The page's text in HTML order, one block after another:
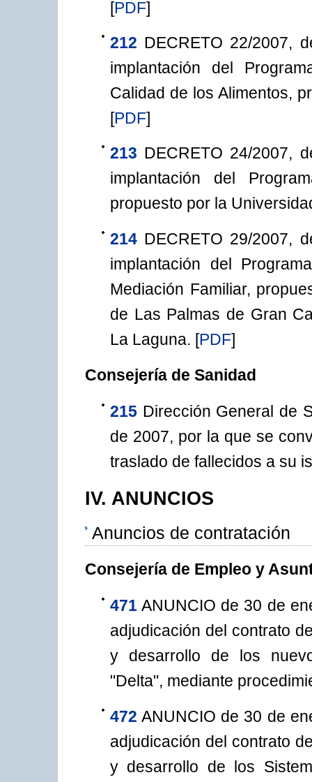
[PDF]
212 DECRETO 22/2007,
implantación del
Calidad de los Alimentos,
[PDF]
213 DECRETO 24/2007,
implantación del
propuesto por la
214 DECRETO 29/2007,
implantación del
Mediación Familiar,
de Las Palmas de Gran
La Laguna. [PDF]
Consejería de Sanidad
215 Dirección General de
de 2007, por la que se
traslado de fallecidos a su
IV. ANUNCIOS
Anuncios de contratación
Consejería de Empleo y
471 ANUNCIO de 30 de
adjudicación del contrato
y desarrollo de los
"Delta", mediante
472 ANUNCIO de 30 de
adjudicación del contrato
y desarrollo de los